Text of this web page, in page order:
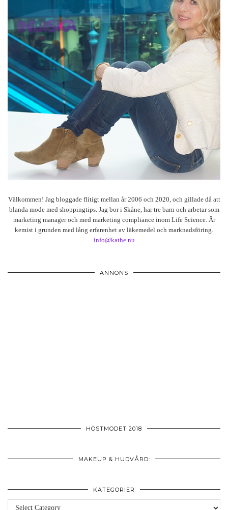
Välkommen! Jag bloggade flitigt mellan år 2006 och 2020, och gillade då att
blanda mode med shoppingtips. Jag bor i Skåne, har tre barn och arbetar som
marketing manager och med marketing compliance inom Life Science. Är
kemist i grunden med lång erfarenhet av läkemedel och marknadsföring.
info@kathe.nu
ANNONS
HÖSTMODET 2018
MAKEUP & HUDVÅRD:
KATEGORIER
Kategorier